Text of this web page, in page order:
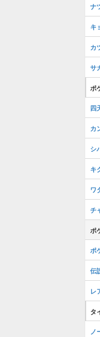
ナ
キ
カ
サ
ポ
四
カ
シ
キ
ワ
チ
ポ
ポ
伝
レ
タ
ノ